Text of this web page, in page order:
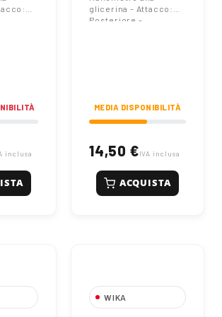
inclusa
Wika
glicerina - Attacco:
Posteriore -
MEDIA DISPONIBILITÀ
14,50 €IVA inclusa
ACQUISTA
WIKA